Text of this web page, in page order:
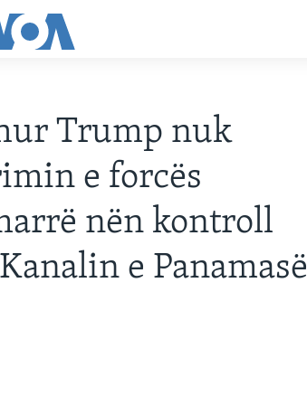
Trump nuk
e forcës
nën kontroll
e Panamasë